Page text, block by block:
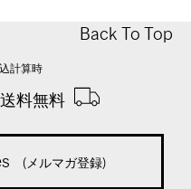
Back To Top
計算時
料無料
(メルマガ登録)